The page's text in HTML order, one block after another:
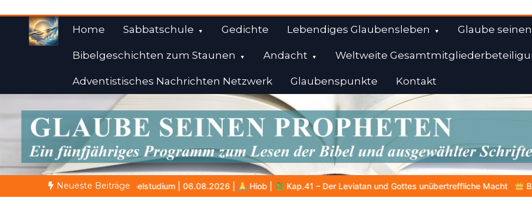
springen
Home Sabbatschule Gedichte Lebendiges Glaubensleben Glaube
Bibelgeschichten zum Staunen Andacht Weltweite
Adventistisches Nachrichten Netzwerk Glaubenspunkte Kontakt
Weisheiten der Bibel
Himmelwärts
Neueste Beiträge
| 06.08.2026 | Hiob | Kap.41 – Der Leviatan und Gottes unübertreffliche Macht BALD KOMMT DER KÖNIG | 06.08.2026 |